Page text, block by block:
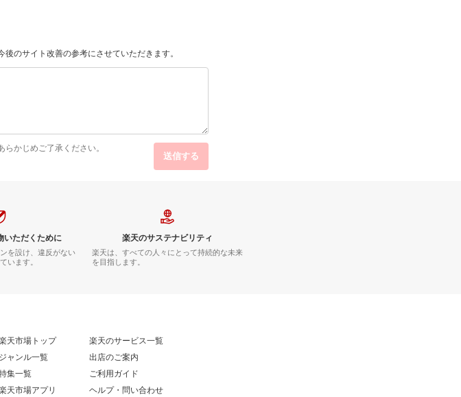
のサイト改善の参考にさせていただきます。
かじめご了承ください。
送信する
いただくために
を設け、違反がない
います。
楽天のサステナビリティ
楽天は、すべての人々にとって持続的な未来
を目指します。
天市場トップ
ジャンル一覧
集一覧
天市場アプリ
楽天のサービス一覧
出店のご案内
ご利用ガイド
ヘルプ・問い合わせ